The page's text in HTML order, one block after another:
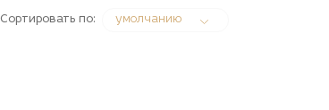
Сортировать по: умолчанию